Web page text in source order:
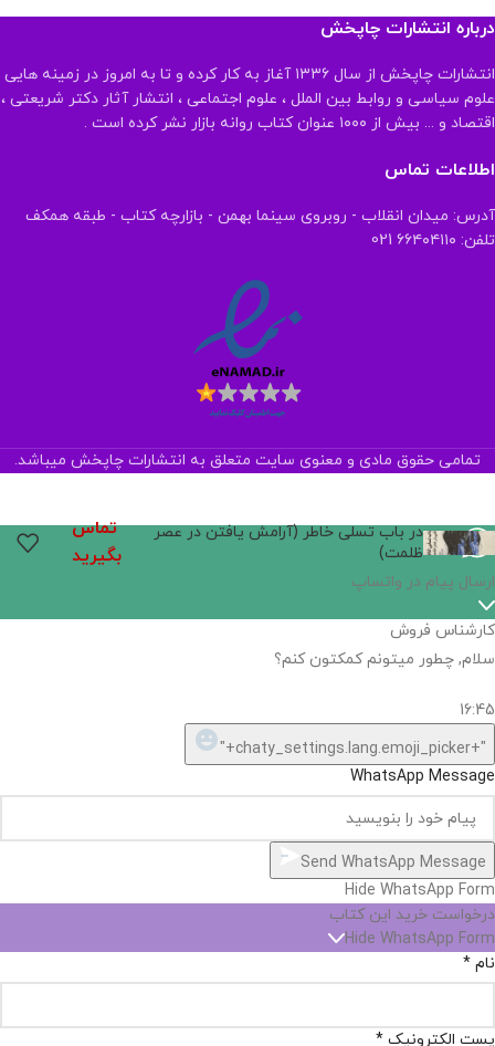
درباره انتشارات چاپخش
انتشارات چاپخش از سال ۱۳۳۶ آغاز به کار کرده و تا به امروز در زمینه هایی
علوم سیاسی و روابط بین الملل ، علوم اجتماعی ، انتشار آثار دکتر شریعتی ،
اقتصاد و ... بیش از ۱۰۰۰ عنوان کتاب روانه بازار نشر کرده است .
اطلاعات تماس
آدرس: میدان انقلاب - روبروی سینما بهمن - بازارچه کتاب - طبقه همکف
تلفن: ۶۶۴۰۴۱۱۰ 021
تمامی حقوق مادی و معنوی سایت متعلق به انتشارات چاپخش میباشد.
در باب تسلی خاطر (آرامش یافتن در عصر
ظلمت)
تماس
بگیرید
ارسال پیام در واتساپ
کارشناس فروش
سلام, چطور میتونم کمکتون کنم؟
16:45
"+chaty_settings.lang.emoji_picker+"
WhatsApp Message
Send WhatsApp Message
Hide WhatsApp Form
درخواست خرید این کتاب
Hide WhatsApp Form
نام *
پست الکترونیک *